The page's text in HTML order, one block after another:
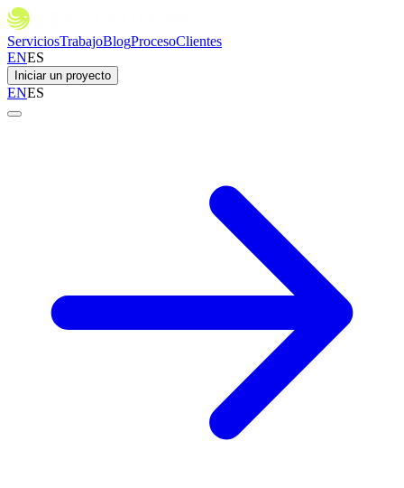
ServiciosTrabajoBlogProcesoClientes
ENES
Iniciar un proyecto
ENES